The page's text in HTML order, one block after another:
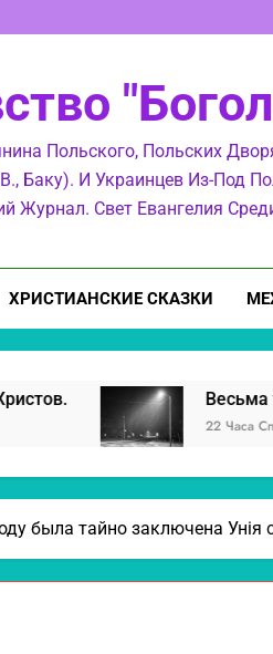
Польского, Польских
Баку). И Украинцев Из-Под
Журнал. Свет Евангелия
ХРИСТИАНСКИЕ СКАЗКИ
Весьма тяжкий
22 Часа Спустя
была тайно заключена